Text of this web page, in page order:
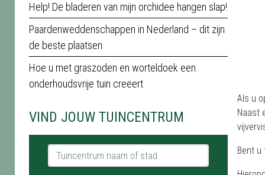
Help! De bladeren van mijn orchidee hangen slap!
Paardenweddenschappen in Nederland – dit zijn
de beste plaatsen
Hoe u met graszoden en worteldoek een
onderhoudsvrije tuin creëert
VIND JOUW TUINCENTRUM
Tuincentrum naam of stad
Als u
Naast
Bent